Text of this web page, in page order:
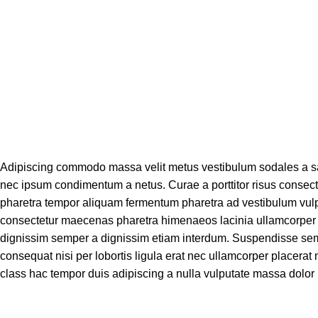
Adipiscing commodo massa velit metus vestibulum sodales a
nec ipsum condimentum a netus. Curae a porttitor risus
pharetra tempor aliquam fermentum pharetra ad vestibulum
consectetur maecenas pharetra himenaeos lacinia
dignissim semper a dignissim etiam interdum. Suspendisse
consequat nisi per lobortis ligula erat nec ullamcorper
class hac tempor duis adipiscing a nulla vulputate massa